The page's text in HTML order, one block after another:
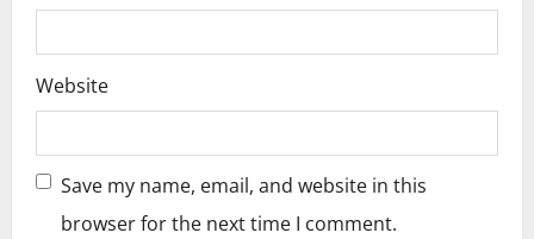
Website
Save my name, email, and website in this
browser for the next time I comment.